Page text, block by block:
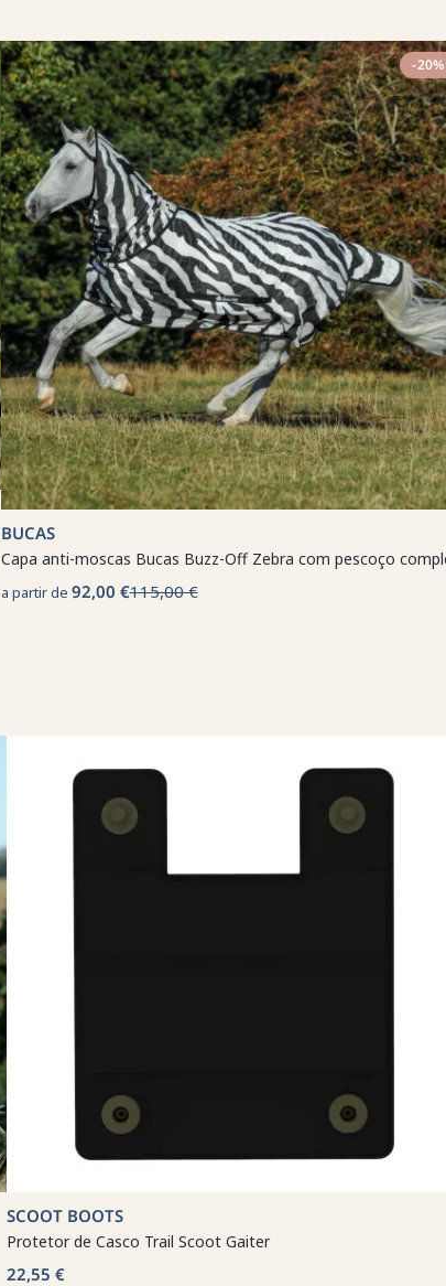
-20%
BUCAS
Capa anti-moscas Bucas Buzz-Off Zebra com pescoço
a partir de 92,00 €115,00 €
SCOOT BOOTS
Protetor de Casco Trail Scoot Gaiter
22,55 €